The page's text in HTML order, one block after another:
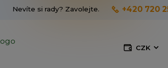
CZK
Nevíte si rady? Zavolejte. +420 720